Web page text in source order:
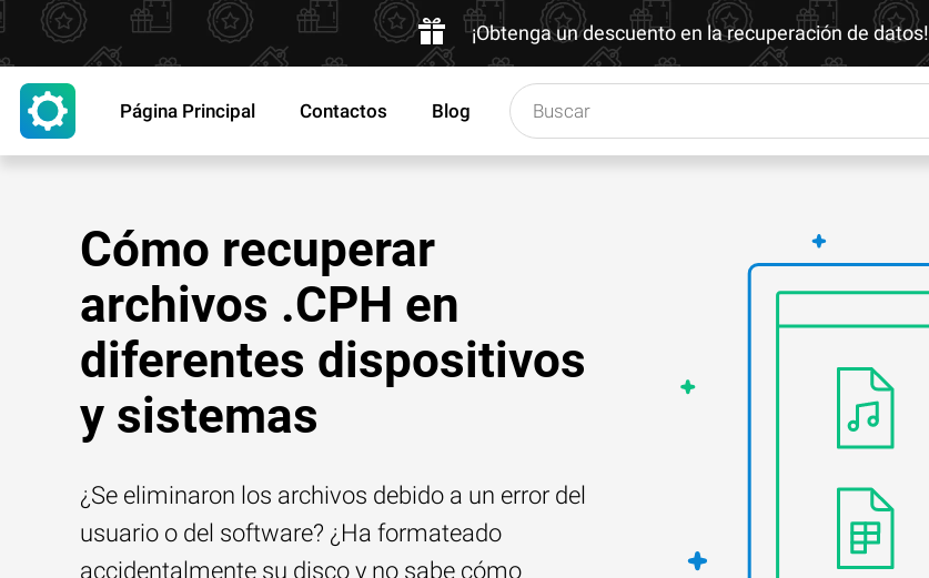
¡Obtenga un descuento en la recuperación de datos!
Página Principal Contactos Blog
Cómo recuperar
archivos .CPH en
diferentes dispositivos
y sistemas
¿Se eliminaron los archivos debido a un error del
usuario o del software? ¿Ha formateado
accidentalmente su disco y no sabe cómo